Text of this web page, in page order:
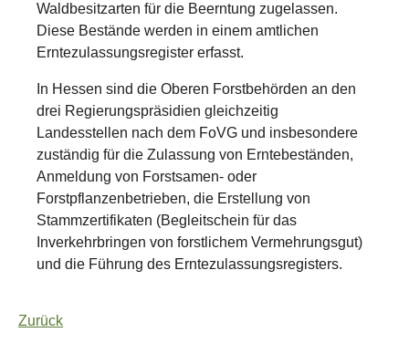
Waldbesitzarten für die Beerntung zugelassen.
Diese Bestände werden in einem amtlichen
Erntezulassungsregister erfasst.
In Hessen sind die Oberen Forstbehörden an den
drei Regierungspräsidien gleichzeitig
Landesstellen nach dem FoVG und insbesondere
zuständig für die Zulassung von Erntebeständen,
Anmeldung von Forstsamen- oder
Forstpflanzenbetrieben, die Erstellung von
Stammzertifikaten (Begleitschein für das
Inverkehrbringen von forstlichem Vermehrungsgut)
und die Führung des Erntezulassungsregisters.
Zurück